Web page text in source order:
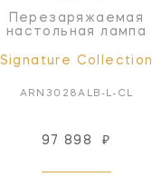
Перезаряжаемая
настольная лампа
Signature Collection
ARN3028ALB-L-CL
97 898 ₽